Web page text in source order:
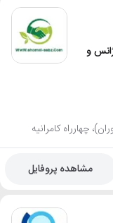
و
مشاهده پروفایل